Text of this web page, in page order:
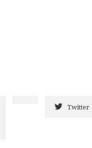
Twitter